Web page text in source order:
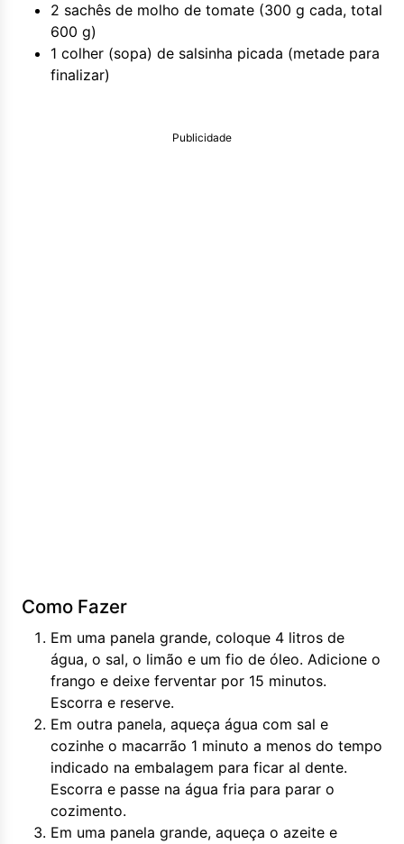
2 sachês de molho de tomate (300 g cada, total
600 g)
1 colher (sopa) de salsinha picada (metade para
finalizar)
Publicidade
Como Fazer
Em uma panela grande, coloque 4 litros de
água, o sal, o limão e um fio de óleo. Adicione o
frango e deixe ferventar por 15 minutos.
Escorra e reserve.
Em outra panela, aqueça água com sal e
cozinhe o macarrão 1 minuto a menos do tempo
indicado na embalagem para ficar al dente.
Escorra e passe na água fria para parar o
cozimento.
Em uma panela grande, aqueça o azeite e